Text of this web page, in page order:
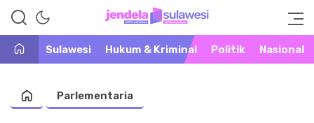
Jendela Sulawesi
Warta Peristiwa di Khatulistiwa
Sulawesi
Hukum & Kriminal Politik Nasional
Parlementaria